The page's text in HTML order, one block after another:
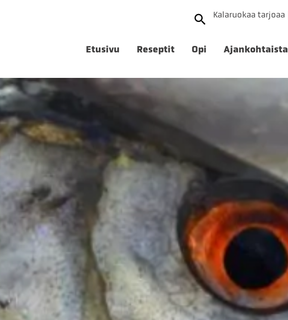
Kalaruokaa tarjoaa
Etusivu Reseptit Opi Ajankohtaista